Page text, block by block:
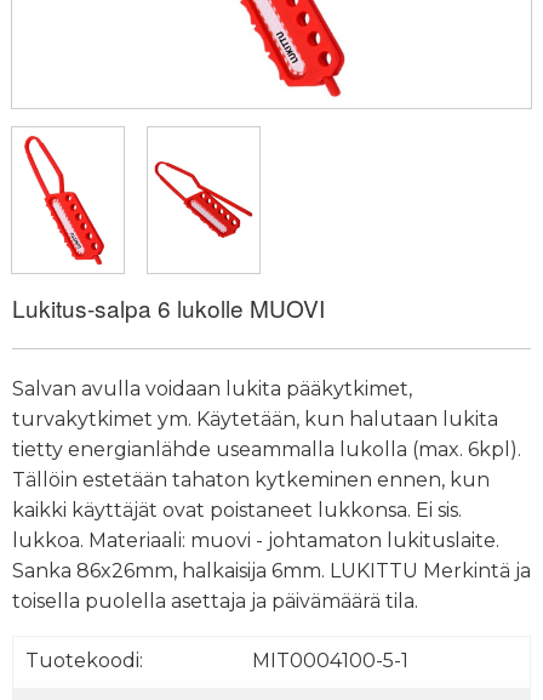
Lukitus-salpa 6 lukolle MUOVI
Salvan avulla voidaan lukita pääkytkimet,
turvakytkimet ym. Käytetään, kun halutaan lukita
tietty energianlähde useammalla lukolla (max. 6kpl).
Tällöin estetään tahaton kytkeminen ennen, kun
kaikki käyttäjät ovat poistaneet lukkonsa. Ei sis.
lukkoa. Materiaali: muovi - johtamaton lukituslaite.
Sanka 86x26mm, halkaisija 6mm. LUKITTU Merkintä ja
toisella puolella asettaja ja päivämäärä tila.
Tuotekoodi: MIT0004100-5-1